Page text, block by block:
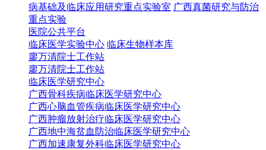
病基础及临床应用研究重点实验室 广西真菌研究与防治
重点实验
医院公共平台
临床医学实验中心 临床生物样本库
廖万清院士工作站
廖万清院士工作站
临床医学研究中心
广西骨科疾病临床医学研究中心
广西心脑血管疾病临床医学研究中心
广西肿瘤放射治疗临床医学研究中心
广西地中海贫血防治临床医学研究中心
广西加速康复外科临床医学研究中心